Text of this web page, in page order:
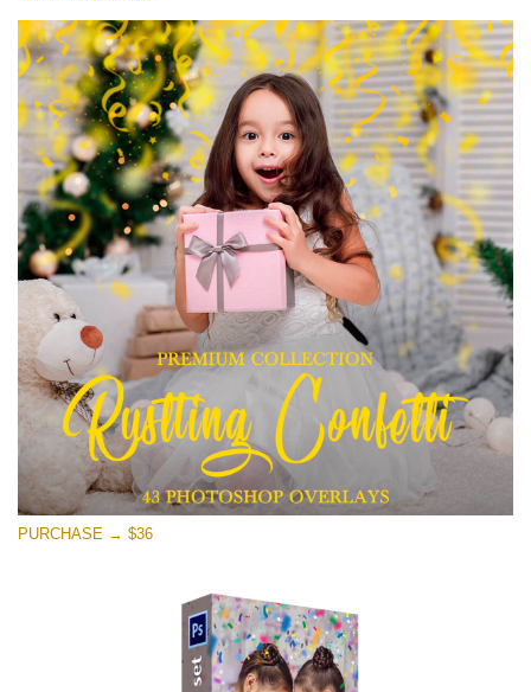
Sunlight Collection
(290 Overlays)
Large 6000*4000px
Entire Collection
(1783 Overlays)
Large 6000*4000px
Free download
PURCHASE → $36